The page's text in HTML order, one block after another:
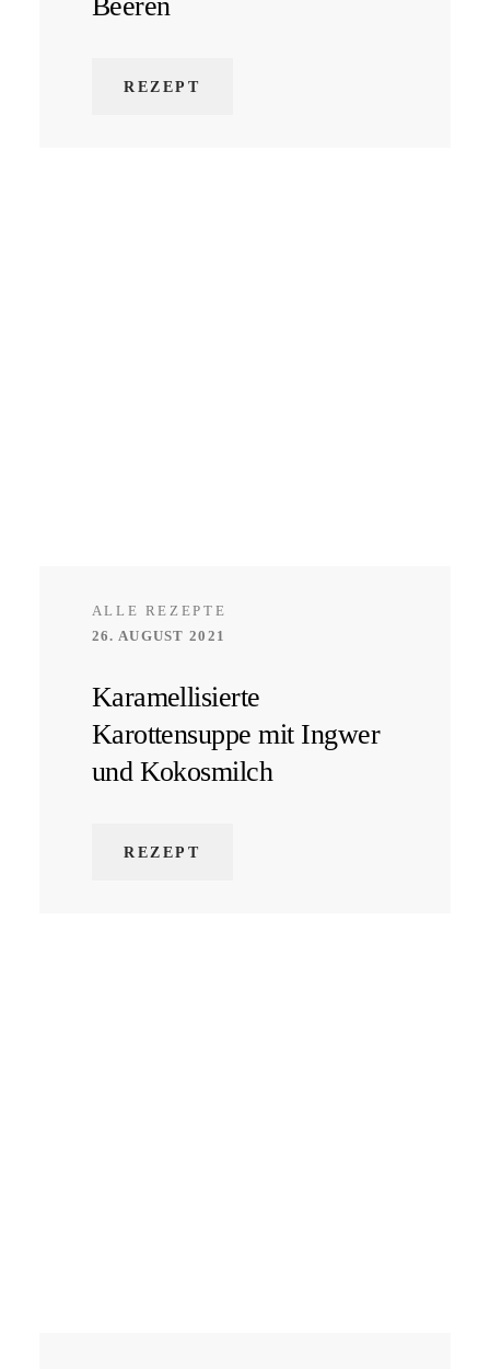
REZEPT
ALLE REZEPTE
26. AUGUST 2021
Karamellisierte
Karottensuppe mit Ingwer
und Kokosmilch
REZEPT